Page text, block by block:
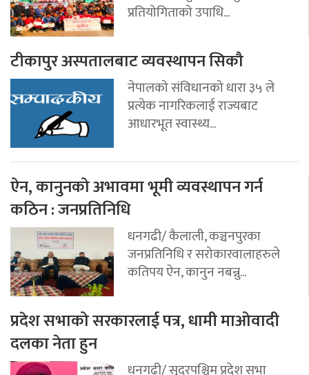
प्रतियोगिताको उपाधि...
टीकापुर अस्पतालबाट व्यवस्थापन सिकौ
नेपालको संविधानको धारा ३५ ले
प्रत्येक नागरिकलाई राज्यबाट
आधारभूत स्वास्थ्य...
ऐन, कानुनको अभावमा भूमी व्यवस्थापन गर्न
कठिन : जनप्रतिनिधि
धनगढी/ कैलाली, कञ्चनपुरका
जनप्रतिनिधि र सरोकारवालाहरुले
कतिपय ऐन, कानुन नबन्नु...
प्रदेश सभाको सरकारलाई पत्र, धामी माओवादी
दलका नेता हुन
धनगढी/ सुदूरपश्चिम प्रदेश सभा